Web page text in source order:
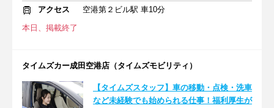
アクセス
空港第２ビル駅 車10分
本日、掲載終了
タイムズカー成田空港店（タイムズモビリティ）
【タイムズスタッフ】車の移動・点検・洗車
など未経験でも始められる仕事！福利厚生が